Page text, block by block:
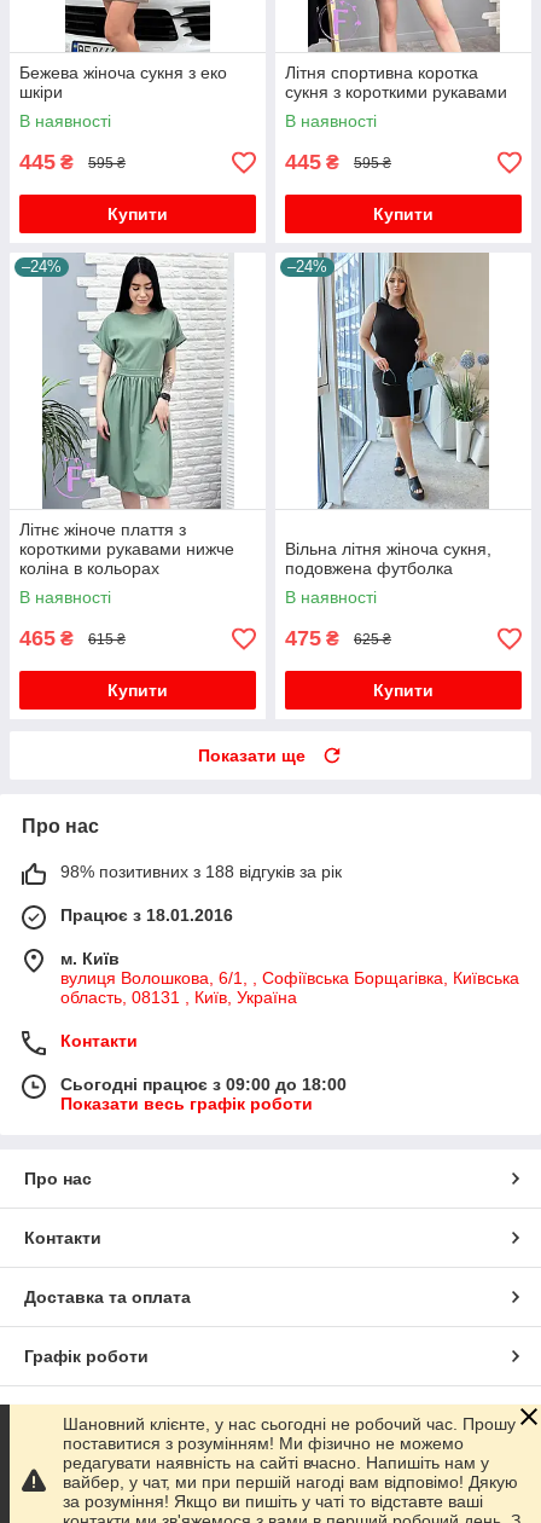
Бежева жіноча сукня з еко
шкіри
В наявності
445 ₴ 595 ₴
Купити
Літня спортивна коротка
сукня з короткими рукавами
В наявності
445 ₴ 595 ₴
Купити
–24%
Літнє жіноче плаття з
короткими рукавами нижче
коліна в кольорах
В наявності
465 ₴ 615 ₴
Купити
–24%
Вільна літня жіноча сукня,
подовжена футболка
В наявності
475 ₴ 625 ₴
Купити
Показати ще
Про нас
98% позитивних з 188 відгуків за рік
Працює з 18.01.2016
м. Київ
вулиця Волошкова, 6/1, , Софіївська Борщагівка, Київська
область, 08131 , Київ, Україна
Контакти
Сьогодні працює з 09:00 до 18:00
Показати весь графік роботи
Про нас
Контакти
Доставка та оплата
Графік роботи
Повна версія сайту
Сайт створено на маркетплейсі Prom.ua
Шановний клієнте, у нас сьогодні не робочий час. Прошу
поставитися з розумінням! Ми фізично не можемо
редагувати наявність на сайті вчасно. Напишіть нам у
вайбер, у чат, ми при першій нагоді вам відповімо! Дякую
за розуміння! Якщо ви пишіть у чаті то відставте ваші